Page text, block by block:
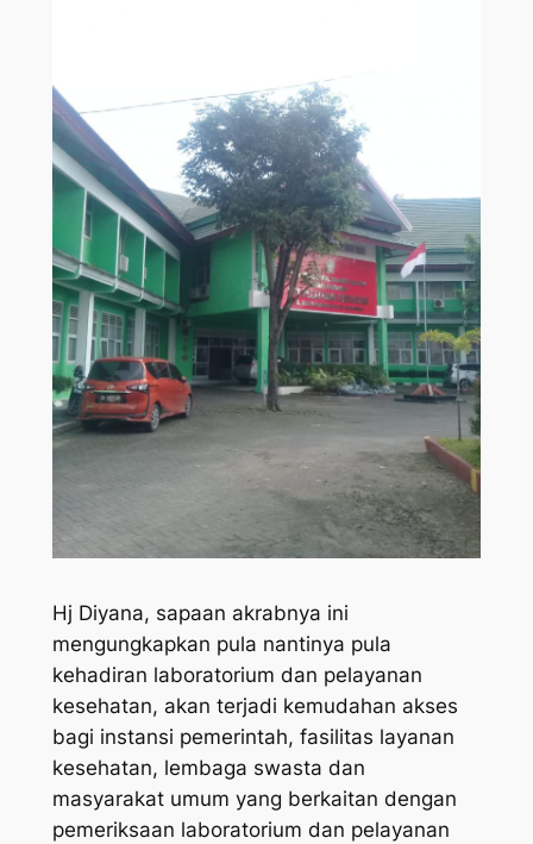
Hj Diyana, sapaan akrabnya ini
mengungkapkan pula nantinya pula
kehadiran laboratorium dan pelayanan
kesehatan, akan terjadi kemudahan akses
bagi instansi pemerintah, fasilitas layanan
kesehatan, lembaga swasta dan
masyarakat umum yang berkaitan dengan
pemeriksaan laboratorium dan pelayanan